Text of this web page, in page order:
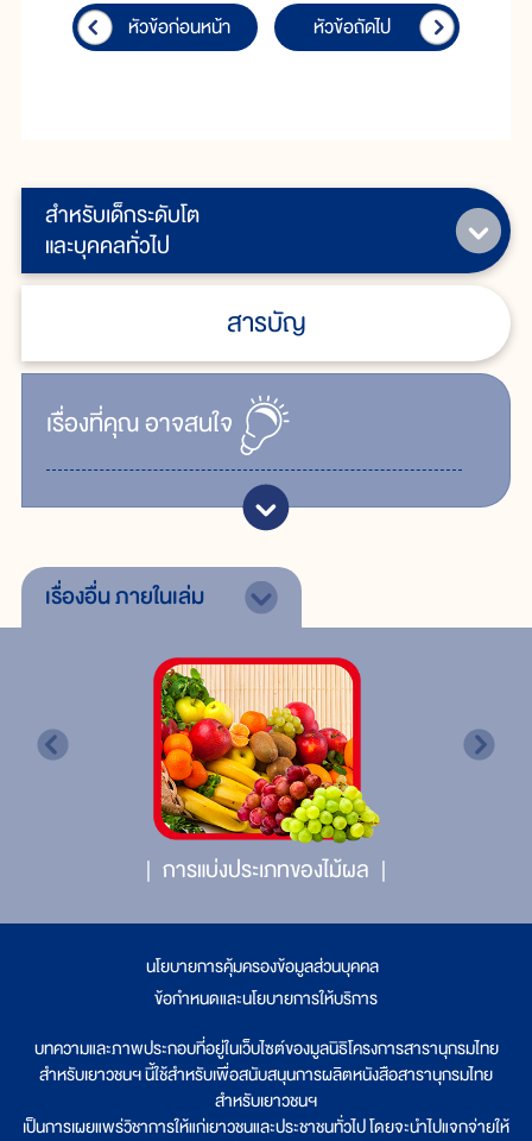
สำหรับเด็กระดับโต
และบุคคลทั่วไป
สารบัญ
เรื่ิองที่คุณอาจสนใจ
หัวข้อก่อนหน้า หัวข้อถัดไป
เรื่องอื่นภายในเล่ม
การแบ่งประเภทของไม้ผล
นโยบายการคุ้มครองข้อมูลส่วนบุคคล
ข้อกำหนดและนโยบายการให้บริการ
บทความและภาพประกอบที่อยู่ในเว็บไซต์ของมูลนิธิโครงการสารานุกรมไทย
สำหรับเยาวชนฯ นี้ใช้สำหรับเพื่อสนับสนุนการผลิตหนังสือสารานุกรมไทย
สำหรับเยาวชนฯ
เป็นการเผยแพร่วิชาการให้แก่เยาวชนและประชาชนทั่วไป โดยจะนำไปแจกจ่ายให้